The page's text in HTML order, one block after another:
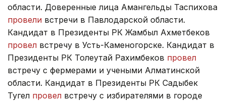
области. Доверенные лица Амангельды Таспихова
провели встречи в Павлодарской области.
Кандидат в Президенты РК Жамбыл Ахметбеков
провел встречу в Усть-Каменогорске. Кандидат в
Президенты РК Толеутай Рахимбеков провел
встречу с фермерами и учеными Алматинской
области. Кандидат в Президенты РК Садыбек
Тугел провел встречу с избирателями в городе